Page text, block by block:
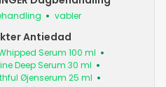
vabler
Antiedad
Serum 100 ml
Deep Serum 30 ml
Øjenserum 25 ml